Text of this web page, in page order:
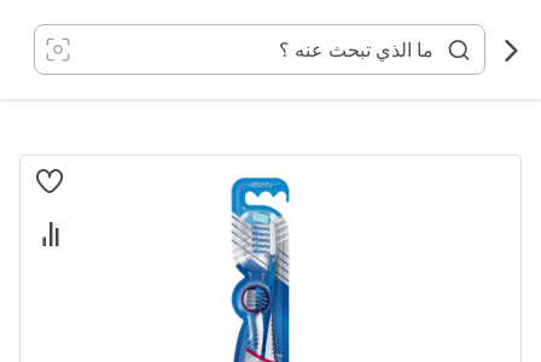
المحتوى
انتقل